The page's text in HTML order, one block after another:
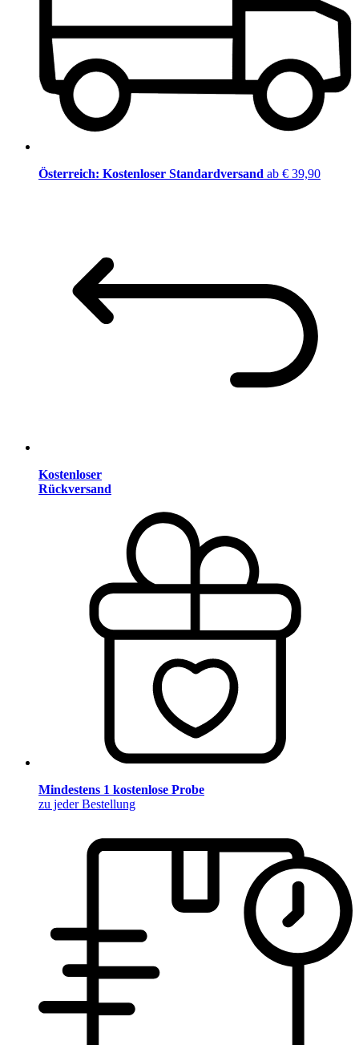
Österreich: Kostenloser Standardversand ab € 39,90
Kostenloser
Rückversand
Mindestens 1 kostenlose Probe
zu jeder Bestellung